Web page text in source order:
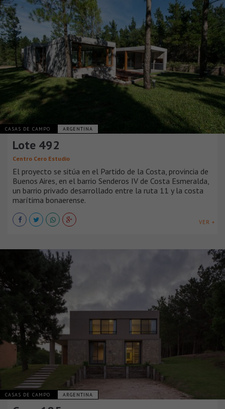
CASAS DE CAMPO ARGENTINA
Lote 492
Centro Cero Estudio
El proyecto se sitúa en el Partido de la Costa, provincia de
Buenos Aires, en el barrio Senderos IV de Costa Esmeralda,
un barrio privado desarrollado entre la ruta 11 y la costa
marítima bonaerense.
VER +
CASAS DE CAMPO ARGENTINA